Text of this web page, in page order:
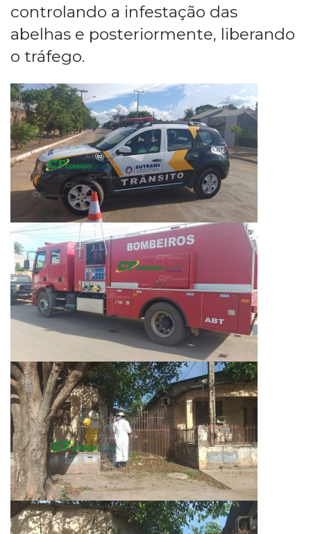
controlando a infestação das
abelhas e posteriormente, liberando
o tráfego.